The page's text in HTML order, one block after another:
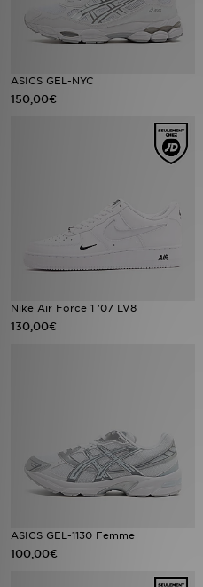
ASICS GEL-NYC
150,00€
Nike Air Force 1 '07 LV8
130,00€
ASICS GEL-1130 Femme
100,00€
Suivre Ma Commande